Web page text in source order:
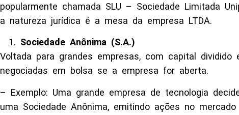
popularmente chamada SLU – Sociedade Limitada
a natureza jurídica é a mesa da empresa LTDA.
Sociedade Anônima (S.A.)
Voltada para grandes empresas, com capital dividido
negociadas em bolsa se a empresa for aberta.
– Exemplo: Uma grande empresa de tecnologia
uma Sociedade Anônima, emitindo ações no